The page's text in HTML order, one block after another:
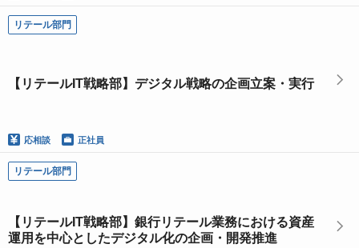
リテール部門
【リテールIT戦略部】デジタル戦略の企画立案・実行
応相談 正社員
リテール部門
【リテールIT戦略部】銀行リテール業務における資産
運用を中心としたデジタル化の企画・開発推進